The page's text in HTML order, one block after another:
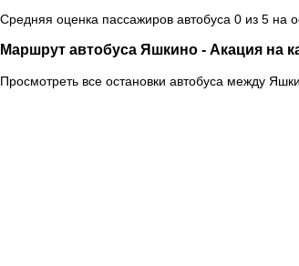
Средняя оценка пассажиров автобуса 0 из 5 на
Маршрут автобуса Яшкино - Акация на
Просмотреть все остановки автобуса между